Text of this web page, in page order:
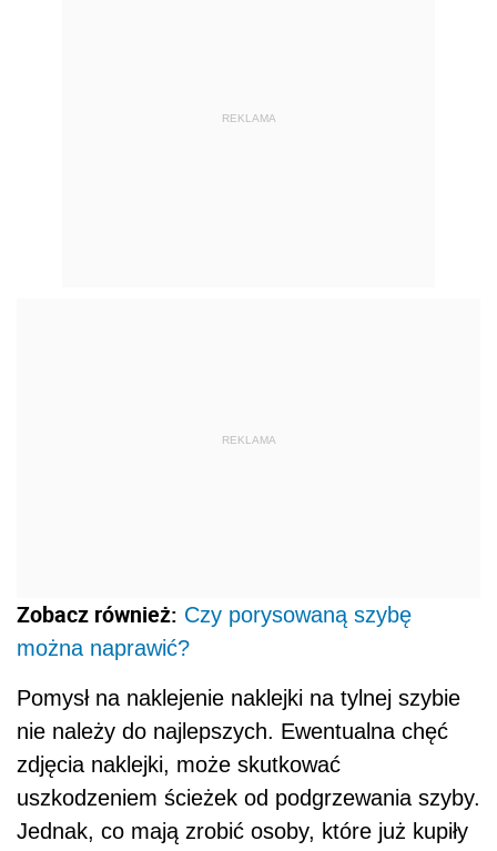
REKLAMA
REKLAMA
Zobacz również: Czy porysowaną szybę
można naprawić?
Pomysł na naklejenie naklejki na tylnej szybie
nie należy do najlepszych. Ewentualna chęć
zdjęcia naklejki, może skutkować
uszkodzeniem ścieżek od podgrzewania szyby.
Jednak, co mają zrobić osoby, które już kupiły